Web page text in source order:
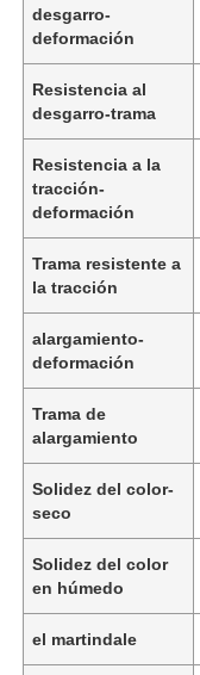
En casa
Productos
Los vídeos
desgarro-
deformación
Resistencia al
desgarro-trama
Resistencia a la
tracción-
deformación
Trama resistente a
la tracción
alargamiento-
deformación
Trama de
alargamiento
Solidez del color-
seco
Solidez del color
en húmedo
el martindale